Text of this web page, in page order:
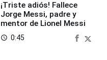
¡Triste adiós! Fallece
Jorge Messi, padre y
mentor de Lionel Messi
access_time 0:45